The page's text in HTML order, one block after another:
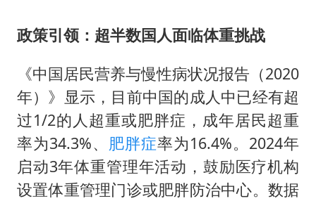
政策引领：超半数国人面临体重挑战
《中国居民营养与慢性病状况报告（2020
年）》显示，目前中国的成人中已经有超
过1/2的人超重或肥胖症，成年居民超重
率为34.3%、 肥胖症率为16.4%。2024年
启动3年体重管理年活动，鼓励医疗机构
设置体重管理门诊或肥胖防治中心。数据